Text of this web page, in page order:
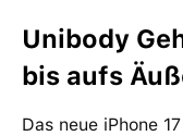
Unibody
bis aufs
Das neue iPhone